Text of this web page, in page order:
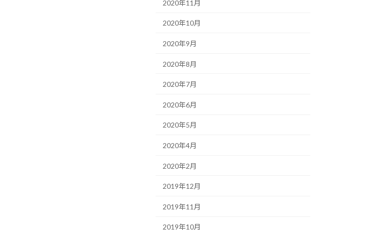
2020年11月
2020年10月
2020年9月
2020年8月
2020年7月
2020年6月
2020年5月
2020年4月
2020年2月
2019年12月
2019年11月
2019年10月